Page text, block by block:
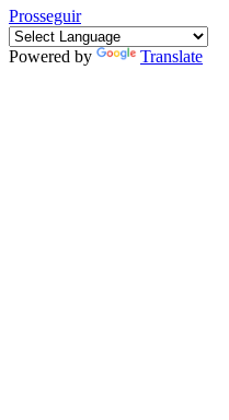
Prosseguir
Powered by Translate